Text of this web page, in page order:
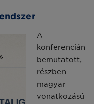
A
konferencián
bemutatott,
részben
magyar
vonatkozású